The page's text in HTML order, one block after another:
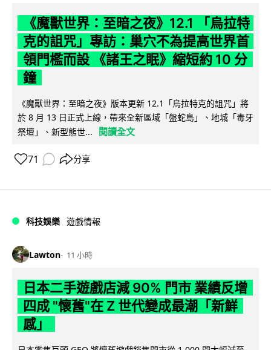
《魔獸世界：至暗之夜》12.1 「烏拉特
克的詛咒」專訪：巢穴不為提高世界首
領門檻而設 《諸王之眠》縮短約 10 分
鐘
《魔獸世界：至暗之夜》版本更新 12.1「烏拉特克的詛咒」將
於 8 月 13 日正式上線，帶來全新區域「盤蛇島」、地城「毒牙
祭壇」、新型態世...
閱讀全文
71 分享
科技娛樂 遊戲情報
Lawton 11 小時
日本二手遊戲店減 90% 門市 業績反增
四成 "懷舊"在 Z 世代變成最潮「新鮮
感」